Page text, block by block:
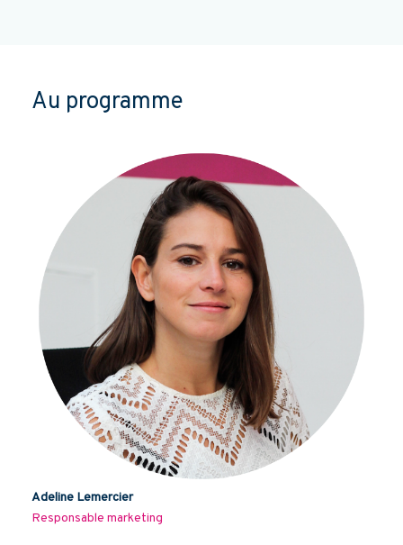
Au programme
Adeline Lemercier
Responsable marketing